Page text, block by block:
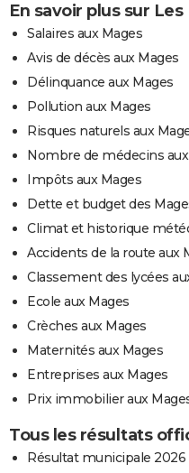
En savoir plus sur Les
Salaires aux Mages
Avis de décès aux Mages
Délinquance aux Mages
Pollution aux Mages
Risques naturels aux
Nombre de médecins
Impôts aux Mages
Dette et budget des
Climat et historique
Accidents de la route aux
Classement des lycées
Ecole aux Mages
Crèches aux Mages
Maternités aux Mages
Entreprises aux Mages
Prix immobilier aux
Tous les résultats
Résultat municipale 2026